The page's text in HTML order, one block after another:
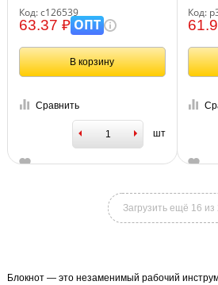
клетка, STAFF, 4 вида, 126539
Код: с126539
63.37 ₽ОПТ
В корзину
Сравнить
шт
Код:
Загрузить ещё 16 из
Блокнот — это незаменимый рабочий